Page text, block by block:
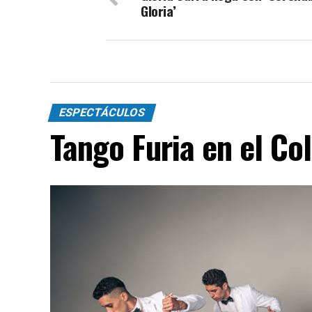
Gloria’
ESPECTÁCULOS
Tango Furia en el